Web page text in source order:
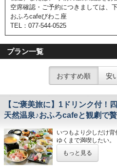
空席確認・ご予約につきましては、
おふろcafeびわこ座
TEL：077-544-0525
プラン一覧
おすすめ順 安
【ご褒美旅に】1ドリンク付！
天然温泉♪おふろcafeと観劇で
いつもより少しだけ
ゆくまで満喫したい。
にぴったりな1泊2食
もっと見る